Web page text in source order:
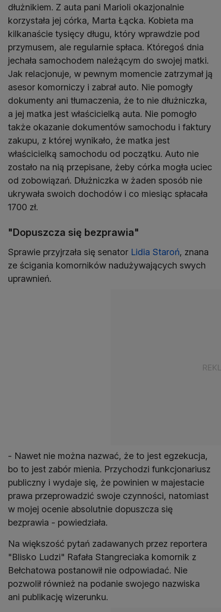
dłużnikiem. Z auta pani Marioli okazjonalnie
korzystała jej córka, Marta Łącka. Kobieta ma
kilkanaście tysięcy długu, który wprawdzie pod
przymusem, ale regularnie spłaca. Któregoś dnia
jechała samochodem należącym do swojej matki.
Jak relacjonuje, w pewnym momencie zatrzymał ją
asesor komorniczy i zabrał auto. Nie pomogły
dokumenty ani tłumaczenia, że to nie dłużniczka,
a jej matka jest właścicielką auta. Nie pomogło
także okazanie dokumentów samochodu i faktury
zakupu, z której wynikało, że matka jest
właścicielką samochodu od początku. Auto nie
zostało na nią przepisane, żeby córka mogła uciec
od zobowiązań. Dłużniczka w żaden sposób nie
ukrywała swoich dochodów i co miesiąc spłacała
1700 zł.
"Dopuszcza się bezprawia"
Sprawie przyjrzała się senator Lidia Staroń, znana
ze ścigania komorników nadużywających swych
uprawnień.
- Nawet nie można nazwać, że to jest egzekucja,
bo to jest zabór mienia. Przychodzi funkcjonariusz
publiczny i wydaje się, że powinien w majestacie
prawa przeprowadzić swoje czynności, natomiast
w mojej ocenie absolutnie dopuszcza się
bezprawia - powiedziała.
Na większość pytań zadawanych przez reportera
"Blisko Ludzi" Rafała Stangreciaka komornik z
Bełchatowa postanowił nie odpowiadać. Nie
pozwolił również na podanie swojego nazwiska
ani publikację wizerunku.